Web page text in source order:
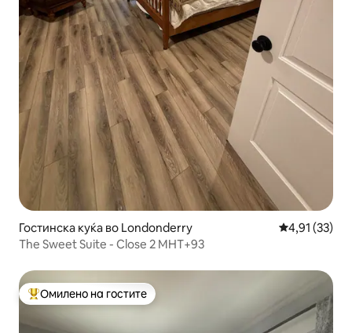
Гостинска куќа во Londonderry Просечна
4,91 (33)
The Sweet Suite - Close 2 MHT+93
Меѓу најуспешните „Омилени на гостите“
Омилено на гостите